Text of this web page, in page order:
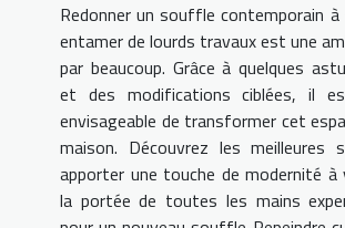
Redonner un souffle contemporain à
entamer de lourds travaux est une
par beaucoup. Grâce à quelques
et des modifications ciblées, il
envisageable de transformer cet
maison. Découvrez les meilleures
apporter une touche de modernité à
la portée de toutes les mains